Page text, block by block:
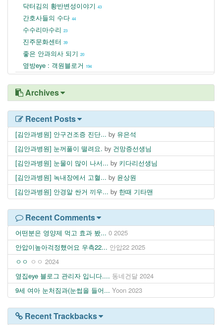
닥터김의 황반변성이야기 43
간호사들의 수다 44
수수리마수리 23
진주문화센터 39
좋은 안과의사 되기 20
옆방eye : 객원블로거 194
Archives
Recent Posts
[김안과병원] 안구건조증 진단... by 유은석
[김안과병원] 눈꺼풀이 떨려요. by 건망증선생님
[김안과병원] 눈물이 많이 나서... by 키다리선생님
[김안과병원] 녹내장에서 고혈... by 윤상원
[김안과병원] 안경알 싼거 끼우... by 한때 기타맨
Recent Comments
어떤분은 영양제 먹고 효과 봤... 0 2025
안압이높아걱정했어요 우측22... 안압22 2025
ㅇㅇ ㅇㅇ 2024
옆집eye 블로그 관리자 입니다.... 동네건달 2024
9세 여아 눈처짐과(눈썹을 들어... Yoon 2023
Recent Trackbacks